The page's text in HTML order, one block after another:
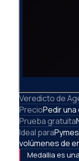
Veredicto de
PrecioPedir una
Prueba gratuita
Ideal para
volúmenes de
Medallia es